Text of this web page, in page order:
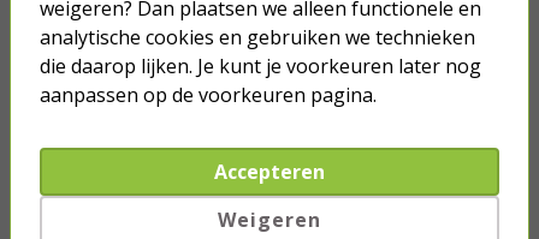
Duurzaamheidsstrategie
Bij Kabelshop.nl vinden we het belangrijk om slimme keuzes te
maken - niet alleen voor jou als klant, maar ook voor de wereld om
ons heen. Samen met onze vervoerders werken we aan
bezorging met een lagere CO2-uitstoot. Denk aan groenere routes,
DHL GoGreen Plus Premium
CO₂-uitstoot van je zending door duurzamere brandstoffen te
gebruiken binnen het transportnetwerk.
weigeren? Dan plaatsen we alleen functionele en
analytische cookies en gebruiken we technieken
die daarop lijken. Je kunt je voorkeuren later nog
aanpassen op de voorkeuren pagina.
Accepteren
Weigeren